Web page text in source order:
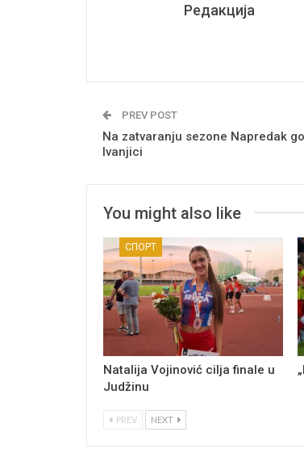
Редакција
PREV POST
Na zatvaranju sezone Napredak
Ivanjici
You might also like
СПОРТ
Natalija Vojinović cilja finale u
Judžinu
PREV NEXT